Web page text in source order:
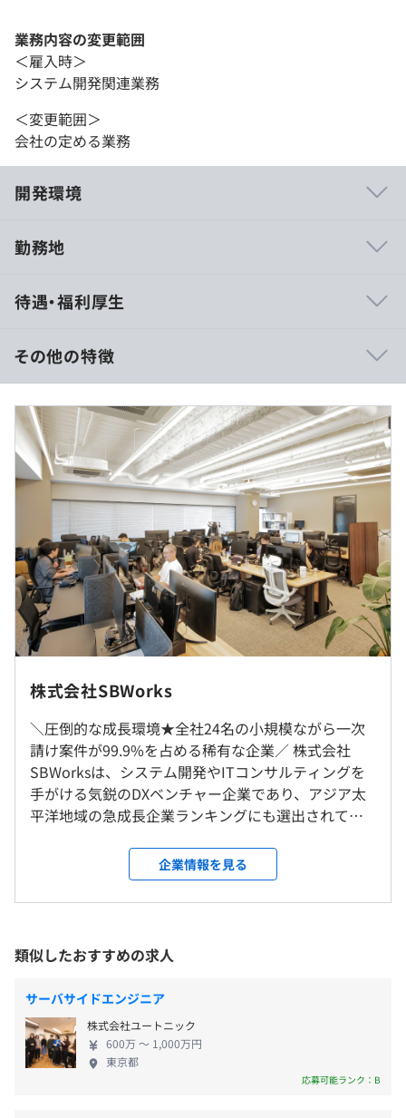
業務内容の変更範囲
＜雇入時＞
システム開発関連業務
＜変更範囲＞
会社の定める業務
開発環境
大規模エンタープライズシステムから幅広い領域のWebサ
リ・Windowsアプリなど多様なプラットフォームに対応
しながら開発をおこなっています。
単なるシステム開発にとどまらず、経営戦略や事業戦略の
視点から課題を抽出し、解決策の立案、構築、運用までを
一貫して手がけることで、企業の成長を支える確かなソリ
ューションを提供しています。
クライアントとは発注者と受注者という関係ではなく、対
等なパートナーとして二人三脚で課題解決に取り組み、と
もに最適な形を追求していく姿勢を大切にしています。
豊富な実績と高い技術力を生かし、戦略的な視点から企業
の発展を支援することが当社の強みです。
エンジニアが主導する文化のもと、最新技術の導入にも積
ています。
【開発実績】
▼医療
・膨大なデータを整理し可視化する医療施設用経営分析サ
・自宅からでも予約・診察ができるオンライン診療システ
・自律走行搬送ロボットと倉庫管理ツールとの自動連携シ
▼小売
・システムの肥大化に対応する越境ECサイト開発
勤務地
3カ月に1度の全社会は原則全員出社していただきます
が、それ以外はフルリモート勤務が可能です。
転勤はありません。
就業場所の変更範囲
＜雇入時＞
東京本社、および自宅
＜変更範囲＞
待遇・福利厚生
■賃金形態：月給制
■賃金の決定方法：当社規定により決定いたします
■月給：約50万～91.6万円（固定残業代を含む）
〈内訳〉
・基本給：約37.6万～68.9万円
・固定残業代：45時間分、約12.4万～22.7万円（超過分は
（※想定年収は年収提示額を保証するものではありません）
◎1カ月単位の変形労働時間制なので、1カ月の中で柔軟
に調整していただけます！
休憩時間：60分 ※昼食時間は業務の都合により各々の自
主性に任せています。
平均残業時間：平均4時間17分／月
■年末年始休暇
■リフレッシュ休暇
■有給休暇
その他の特徴
株式会社SBWorks
＼圧倒的な成長環境★全社24名の小規模ながら一次
請け案件が99.9%を占める稀有な企業／ 株式会社
SBWorksは、システム開発やITコンサルティングを
手がける気鋭のDXベンチャー企業であり、アジア太
平洋地域の急成長企業ランキングにも選出されてい
業課題の本質に迫り、コンサルティングからシステ
ム開発まで一貫して対応することで、高い評価を得
ています。現在、99.9%が一次請けの案件であり、東
トに向けて、本当に必要なソリューションを提供し
ています。 ▼これまでに上場している大企業〜中小
企業のお客様のBtoC／BtoB問わず大小さまざまなサ
ービス／プロダクト、システムを開発してきまし
た。 ・医療経営分析ダッシュボードサービスの立ち
上げ支援およびプロダクト企画・開発 ・Amazon
Alexaスキル開発 ・越境ECシステムのリニューアル
企業情報を見る
類似したおすすめの求人
サーバサイドエンジニア
株式会社ユートニック
600万 〜 1,000万円
東京都
応募可能ランク：B